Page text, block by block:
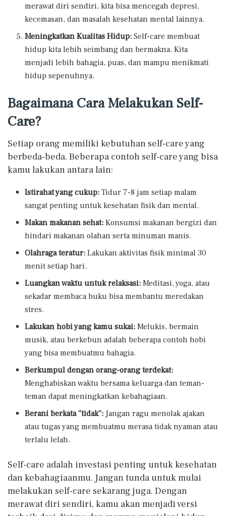
merawat diri sendiri, kita bisa mencegah depresi,
kecemasan, dan masalah kesehatan mental lainnya.
Meningkatkan Kualitas Hidup: Self-care membuat
hidup kita lebih seimbang dan bermakna. Kita
menjadi lebih bahagia, puas, dan mampu menikmati
hidup sepenuhnya.
Bagaimana Cara Melakukan Self-
Care?
Setiap orang memiliki kebutuhan self-care yang
berbeda-beda. Beberapa contoh self-care yang bisa
kamu lakukan antara lain:
Istirahat yang cukup: Tidur 7-8 jam setiap malam
sangat penting untuk kesehatan fisik dan mental.
Makan makanan sehat: Konsumsi makanan bergizi dan
hindari makanan olahan serta minuman manis.
Olahraga teratur: Lakukan aktivitas fisik minimal 30
menit setiap hari.
Luangkan waktu untuk relaksasi: Meditasi, yoga, atau
sekadar membaca buku bisa membantu meredakan
stres.
Lakukan hobi yang kamu sukai: Melukis, bermain
musik, atau berkebun adalah beberapa contoh hobi
yang bisa membuatmu bahagia.
Berkumpul dengan orang-orang terdekat:
Menghabiskan waktu bersama keluarga dan teman-
teman dapat meningkatkan kebahagiaan.
Berani berkata “tidak”: Jangan ragu menolak ajakan
atau tugas yang membuatmu merasa tidak nyaman atau
terlalu lelah.
Self-care adalah investasi penting untuk kesehatan
dan kebahagiaanmu. Jangan tunda untuk mulai
melakukan self-care sekarang juga. Dengan
merawat diri sendiri, kamu akan menjadi versi